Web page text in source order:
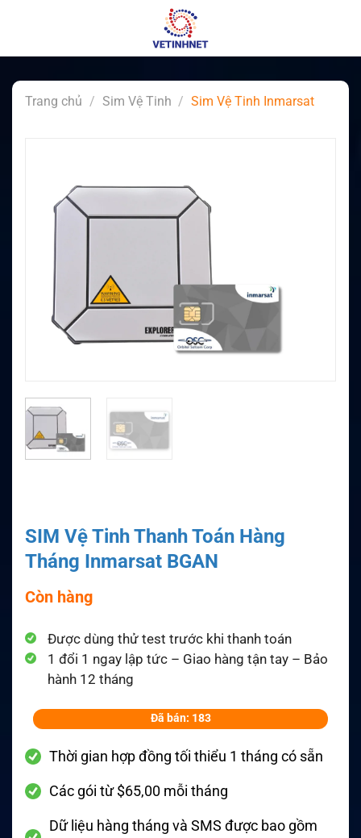
Trang chủ / Sim Vệ Tinh / Sim Vệ Tinh Inmarsat
SIM Vệ Tinh Thanh Toán Hàng
Tháng Inmarsat BGAN
Còn hàng
Được dùng thử test trước khi thanh toán
1 đổi 1 ngay lập tức – Giao hàng tận tay – Bảo
hành 12 tháng
Đã bán: 183
Thời gian hợp đồng tối thiểu 1 tháng có sẵn
Các gói từ $65,00 mỗi tháng
Dữ liệu hàng tháng và SMS được bao gồm